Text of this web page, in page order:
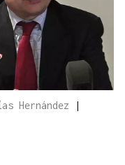
Hernández
|